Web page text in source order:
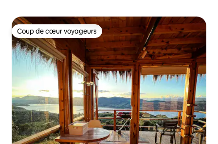
Coup de cœur voyageurs
Coup de cœur voyageurs